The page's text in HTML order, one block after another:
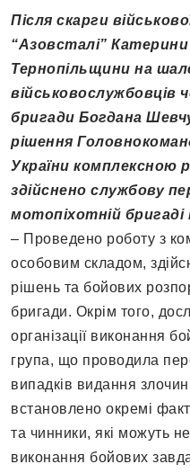
Після скарги
“Азовсталі”
Тернопільщини на
військовослужбовців
бригади Богдана
рішення
України комплексною
здійснено службову
мотопіхотній бригаді
– Проведено роботу з
особовим складом,
рішень та бойових
бригади. Окрім того,
організації виконання
група, що проводила
випадків видання
встановлено окремі
та чинники, які можуть
виконання бойових